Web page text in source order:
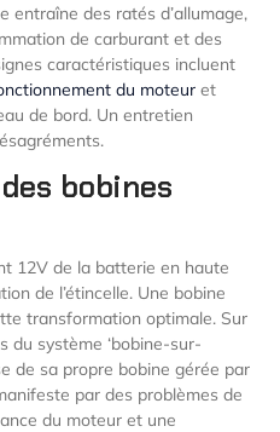
entraîne des ratés d’allumage,
de carburant et des
caractéristiques incluent
du moteur et
de bord. Un entretien
bobines
12V de la batterie en haute
de l’étincelle. Une bobine
transformation optimale. Sur
du système ‘bobine-sur-
de sa propre bobine gérée par
par des problèmes de
du moteur et une